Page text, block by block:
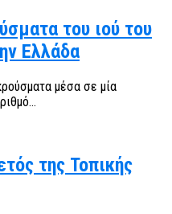
του ιού του
Ελλάδα
μέσα σε μία
της Τοπικής